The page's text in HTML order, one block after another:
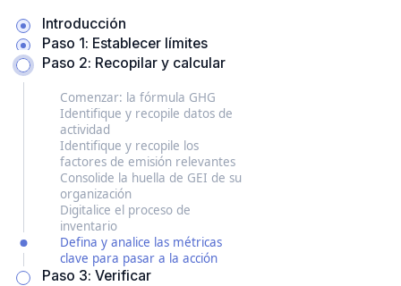
Introducción
Paso 1: Establecer límites
Paso 2: Recopilar y calcular
Comenzar: la fórmula GHG
Identifique y recopile datos de
actividad
Identifique y recopile los
factores de emisión relevantes
Consolide la huella de GEI de su
organización
Digitalice el proceso de
inventario
Defina y analice las métricas
clave para pasar a la acción
Paso 3: Verificar